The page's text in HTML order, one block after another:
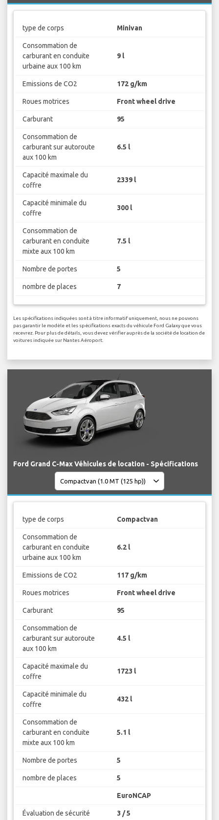
type de corps Minivan
Consommation de
carburant en conduite
urbaine aux 100 km
9 l
Emissions de CO2 172 g/km
Roues motrices Front wheel drive
Carburant 95
Consommation de
carburant sur autoroute
aux 100 km
6.5 l
Capacité maximale du
coffre
2339 l
Capacité minimale du
coffre
300 l
Consommation de
carburant en conduite
mixte aux 100 km
7.5 l
Nombre de portes 5
nombre de places 7
Les spécifications indiquées sont à titre informatif uniquement, nous ne pouvons
pas garantir le modèle et les spécifications exacts du véhicule Ford Galaxy que vous
recevrez. Pour plus de détails, vous devez vérifier auprès de la société de location de
voitures indiquée sur Nantes Aéroport.
Ford Grand C-Max Véhicules de location - Spécifications
type de corps Compactvan
Consommation de
carburant en conduite
urbaine aux 100 km
6.2 l
Emissions de CO2 117 g/km
Roues motrices Front wheel drive
Carburant 95
Consommation de
carburant sur autoroute
aux 100 km
4.5 l
Capacité maximale du
coffre
1723 l
Capacité minimale du
coffre
432 l
Consommation de
carburant en conduite
mixte aux 100 km
5.1 l
Nombre de portes 5
nombre de places 5
EuroNCAP
Évaluation de sécurité 3 / 5